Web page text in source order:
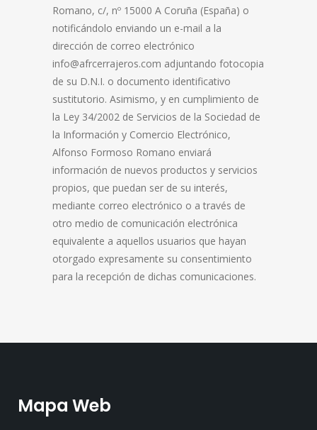
Romano, c/, nº 15000 A Coruña (España) o
notificándolo enviando un e-mail a la
dirección de correo electrónico
info@afrcerrajeros.com adjuntando fotocopia
de su D.N.I. o documento identificativo
sustitutorio. Asimismo, y en cumplimiento de
la Ley 34/2002 de Servicios de la Sociedad de
la Información y Comercio Electrónico,
Alfonso Formoso Romano enviará
información de nuevos productos y servicios
propios, que puedan ser de su interés,
mediante correo electrónico o a través de
otro medio de comunicación electrónica
equivalente a aquellos usuarios que hayan
otorgado expresamente su consentimiento
para la recepción de dichas comunicaciones.
Mapa Web